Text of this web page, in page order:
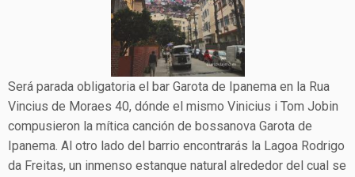
Será parada obligatoria el bar Garota de Ipanema en la Rua
Vincius de Moraes 40, dónde el mismo Vinicius i Tom Jobin
compusieron la mítica canción de bossanova Garota de
Ipanema. Al otro lado del barrio encontrarás la Lagoa Rodrigo
da Freitas, un inmenso estanque natural alrededor del cual se